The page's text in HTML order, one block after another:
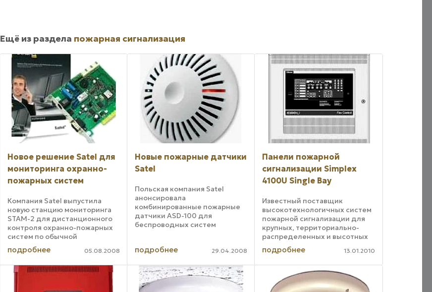
Ещё из раздела пожарная сигнализация
Новое решение Satel для
мониторинга охранно-
пожарных систем
Компания Satel выпустила
новую станцию мониторинга
STAM-2 для дистанционного
контроля охранно-пожарных
систем по обычной
телефонной линии, сетям
Ethernet или по телефону GSM.
В комплект STAM-2 входит
программное обеспечение,
основная плата для ...
подробнее 05.08.2008
Новые пожарные датчики
Satel
Польская компания Satel
анонсировала
комбинированные пожарные
датчики ASD-100 для
беспроводных систем
может работать с пожарными
производителя. Новый датчик
оснащен двумя сенсорами:
дымовым ...
подробнее 29.04.2008
Панели пожарной
сигнализации Simplex
4100U Single Bay
Известный поставщик
высокотехнологичных систем
пожарной сигнализации для
крупных, территориально-
распределенных и высотных
объектов и систем
оповещения, американская
компания SimplexGrinnell,
выпустила на рынок
компактные панели пожарной
подробнее 13.01.2010